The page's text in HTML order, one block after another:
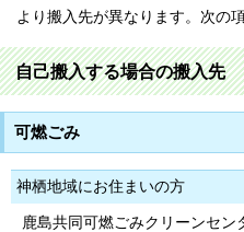
より搬入先が異なります。次の
自己搬入する場合の搬入先
可燃ごみ
神栖地域にお住まいの方
鹿島共同可燃ごみクリーンセン